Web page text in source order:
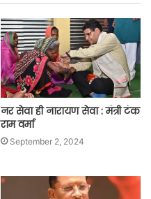
नर सेवा ही नारायण सेवा : मंत्री टंक
राम वर्मा
September 2, 2024